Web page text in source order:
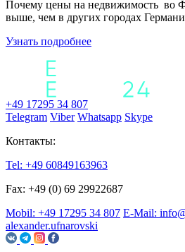
Почему цены на недвижимость во
выше, чем в других городах
Узнать подробнее
+49 17295 34 807
Telegram Viber Whatsapp Skype
Контакты:
Tel: +49 60849163963
Fax: +49 (0) 69 29922687
Mobil: +49 17295 34 807 E-Mail:
alexander.ufnarovski